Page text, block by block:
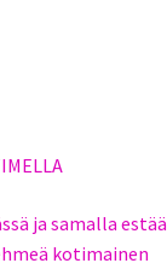
ja samalla estää
kotimainen